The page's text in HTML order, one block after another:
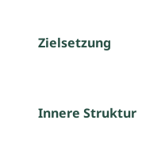
Zielsetzung
Innere Struktur